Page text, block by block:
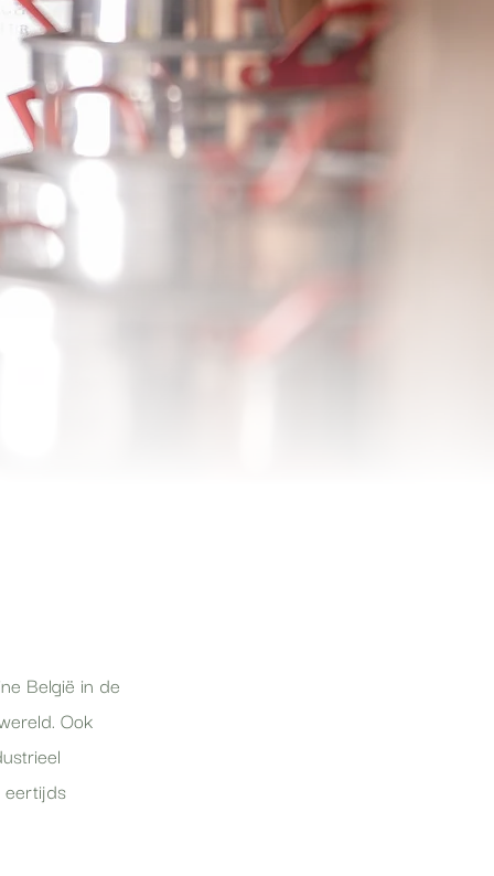
België in de
Ook
eertijds